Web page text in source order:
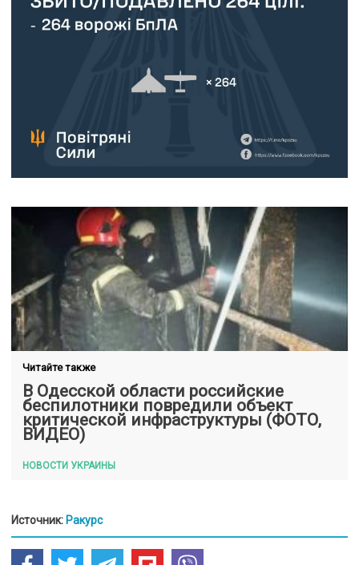
Читайте также
В Одесской области российские
беспилотники повредили объект
критической инфраструктуры (ФОТО,
ВИДЕО)
НОВОСТИ УКРАИНЫ
Источник: Ракурс